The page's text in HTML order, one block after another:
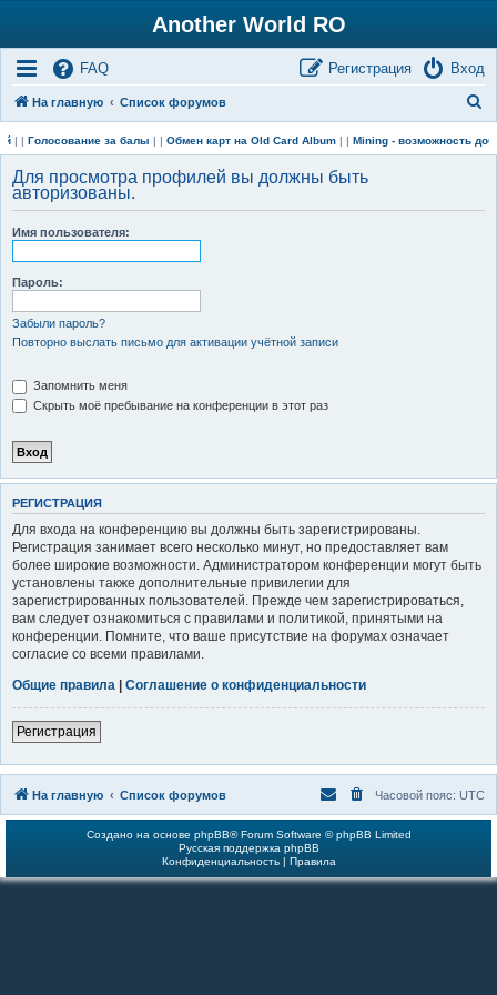
Another World RO
FAQ Вход
Регистрация
На главную Список форумов
и
к
| | Голосование за балы| | Обмен карт на Old Card Album| | Mining - возможность
Для просмотра профилей вы должны быть
авторизованы.
Имя пользователя:
Пароль:
Забыли пароль?
Повторно выслать письмо для активации учётной записи
Запомнить меня
Скрыть моё пребывание на конференции в этот раз
РЕГИСТРАЦИЯ
Для входа на конференцию вы должны быть зарегистрированы.
Регистрация занимает всего несколько минут, но предоставляет вам
более широкие возможности. Администратором конференции могут быть
установлены также дополнительные привилегии для
зарегистрированных пользователей. Прежде чем зарегистрироваться,
вам следует ознакомиться с правилами и политикой, принятыми на
конференции. Помните, что ваше присутствие на форумах означает
согласие со всеми правилами.
Общие правила | Соглашение о конфиденциальности
Регистрация
На главную Список форумов Часовой пояс: UTC
Создано на основе phpBB® Forum Software © phpBB Limited
Русская поддержка phpBB
Конфиденциальность| Правила